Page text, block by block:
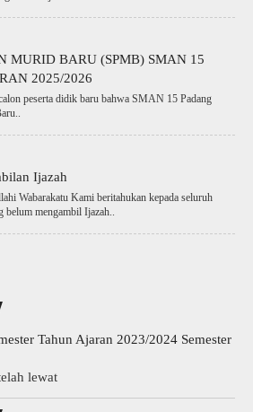
MURID BARU (SPMB) SMAN 15
2025/2026
peserta didik baru bahwa SMAN 15 Padang
Ijazah
Wabarakatu Kami beritahukan kepada seluruh
mengambil Ijazah..
Tahun Ajaran 2023/2024 Semester
lewat